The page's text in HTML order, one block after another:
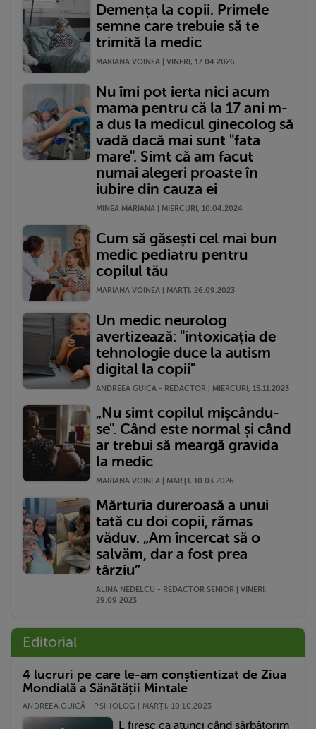
Demența la copii. Primele
semne care trebuie să te
trimită la medic
MARIANA VOINEA | VINERI, 17.04.2026
Nu îmi pot ierta nici acum
mama pentru că la 17 ani m-
a dus la medicul ginecolog să
vadă dacă mai sunt "fata
mare". Simt că am facut
numai alegeri proaste în
iubire din cauza ei
MINEA MARIANA | MIERCURI, 10.04.2024
Cum să găsești cel mai bun
medic pediatru pentru
copilul tău
MARIANA VOINEA | MARŢI, 26.09.2023
Un medic neurolog
avertizează: "intoxicația de
tehnologie duce la autism
digital la copii"
ANDREEA GUICA - REDACTOR | MIERCURI, 15.11.2023
„Nu simt copilul mișcându-
se". Când este normal și când
ar trebui să meargă gravida
la medic
MARIANA VOINEA | MARŢI, 10.03.2026
Mărturia dureroasă a unui
tată cu doi copii, rămas
văduv. „Am încercat să o
salvăm, dar a fost prea
târziu”
ALINA NEDELCU - REDACTOR SENIOR | VINERI,
29.09.2023
Editorial
4 lucruri pe care le-am conștientizat de Ziua
Mondială a Sănătății Mintale
ANDREEA GUICĂ - PSIHOLOG | MARŢI, 10.10.2023
E firesc ca atunci când sărbătorim